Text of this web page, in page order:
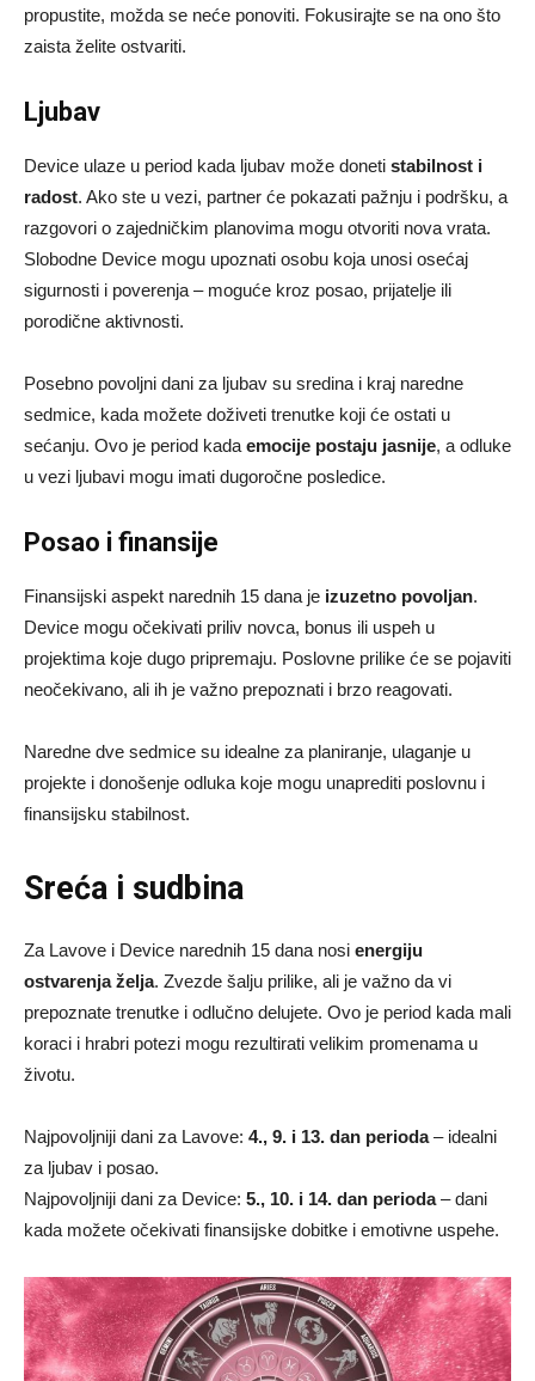
propustite, možda se neće ponoviti. Fokusirajte se na ono što
zaista želite ostvariti.
Ljubav
Device ulaze u period kada ljubav može doneti stabilnost i
radost. Ako ste u vezi, partner će pokazati pažnju i podršku, a
razgovori o zajedničkim planovima mogu otvoriti nova vrata.
Slobodne Device mogu upoznati osobu koja unosi osećaj
sigurnosti i poverenja – moguće kroz posao, prijatelje ili
porodične aktivnosti.
Posebno povoljni dani za ljubav su sredina i kraj naredne
sedmice, kada možete doživeti trenutke koji će ostati u
sećanju. Ovo je period kada emocije postaju jasnije, a odluke
u vezi ljubavi mogu imati dugoročne posledice.
Posao i finansije
Finansijski aspekt narednih 15 dana je izuzetno povoljan.
Device mogu očekivati priliv novca, bonus ili uspeh u
projektima koje dugo pripremaju. Poslovne prilike će se pojaviti
neočekivano, ali ih je važno prepoznati i brzo reagovati.
Naredne dve sedmice su idealne za planiranje, ulaganje u
projekte i donošenje odluka koje mogu unaprediti poslovnu i
finansijsku stabilnost.
Sreća i sudbina
Za Lavove i Device narednih 15 dana nosi energiju
ostvarenja želja. Zvezde šalju prilike, ali je važno da vi
prepoznate trenutke i odlučno delujete. Ovo je period kada mali
koraci i hrabri potezi mogu rezultirati velikim promenama u
životu.
Najpovoljniji dani za Lavove: 4., 9. i 13. dan perioda– idealni
za ljubav i posao.
Najpovoljniji dani za Device: 5., 10. i 14. dan perioda– dani
kada možete očekivati finansijske dobitke i emotivne uspehe.